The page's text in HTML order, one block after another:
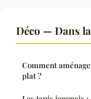
Déco — Dans
Comment
plat ?